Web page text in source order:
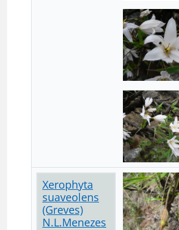
Xerophyta
suaveolens
(Greves)
N.L.Menezes